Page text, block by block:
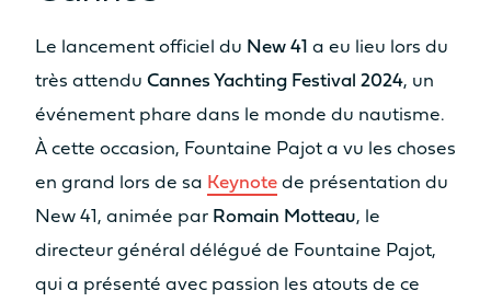
Le lancement officiel du New 41 a eu lieu lors du
très attendu Cannes Yachting Festival 2024, un
événement phare dans le monde du nautisme.
À cette occasion, Fountaine Pajot a vu les choses
en grand lors de sa Keynote de présentation du
New 41, animée par Romain Motteau, le
directeur général délégué de Fountaine Pajot,
qui a présenté avec passion les atouts de ce
ESPACES DE
CONVIVIALITÉ
SURFACE HABITABLE
COCKPIT/CARRÉ
31.2m² 35.5m²
SURFACE HABITABLE CABINE
PROPRIÉTAIRE